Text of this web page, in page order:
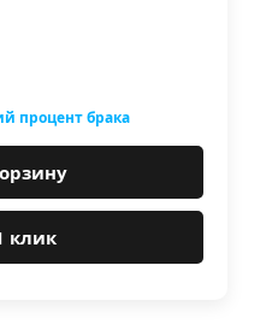
процент брака
клик